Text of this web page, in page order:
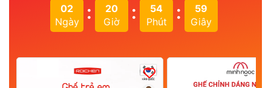
02
Ngày
:
20
Giờ
:
54
Phút
:
57
Giây